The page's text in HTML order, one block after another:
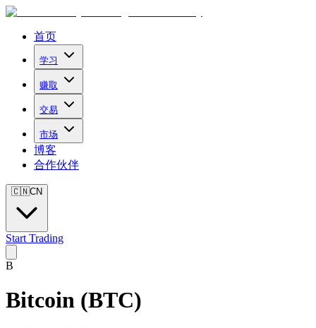
首页
学习
赚取
交易
市场
博客
合作伙伴
🇨🇳CN
Start Trading
B
Bitcoin (BTC)